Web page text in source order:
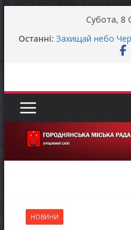
Субота, 8
Останні: Захищай небо
Батьки
Як отримати
Уповноважений
прав людини
реалізації права
НОВИНИ